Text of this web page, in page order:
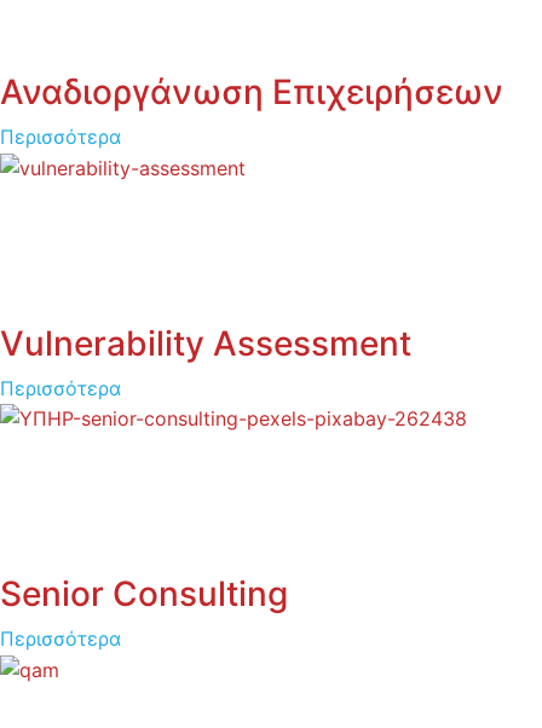
Αναδιοργάνωση Επιχειρήσεων
Περισσότερα
Vulnerability Assessment
Περισσότερα
Senior Consulting
Περισσότερα